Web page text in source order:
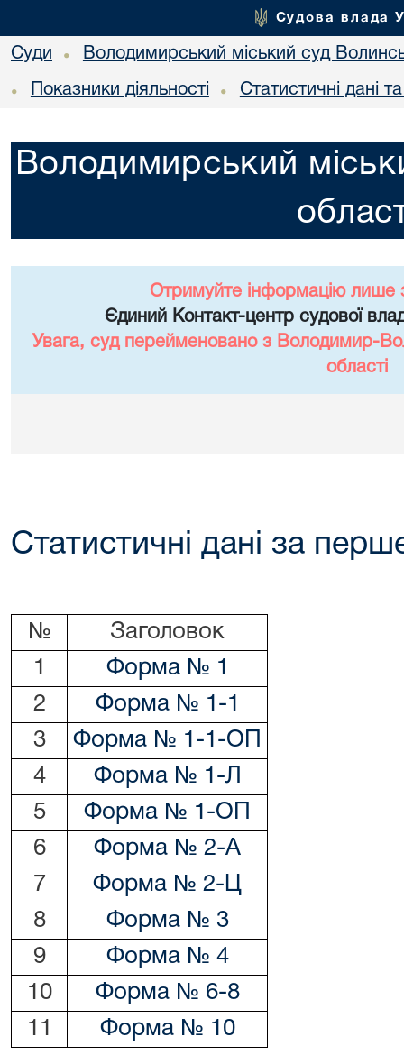
Судова влада
Суди • Володимирський міський суд
• Показники діяльності • Статистичні дані
Володимирський
Отримуйте інформацію лише
Єдиний Контакт-центр судової
Увага, суд перейменовано з Володимир-
області
Статистичні дані за
№
Заголовок
1
Форма № 1
2
Форма № 1-1
3
Форма № 1-1-ОП
4
Форма № 1-Л
5
Форма № 1-ОП
6
Форма № 2-А
7
Форма № 2-Ц
8
Форма № 3
9
Форма № 4
10
Форма № 6-8
11
Форма № 10